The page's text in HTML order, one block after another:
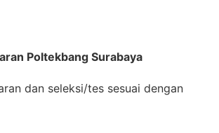
Poltekbang Surabaya
dan seleksi/tes sesuai dengan